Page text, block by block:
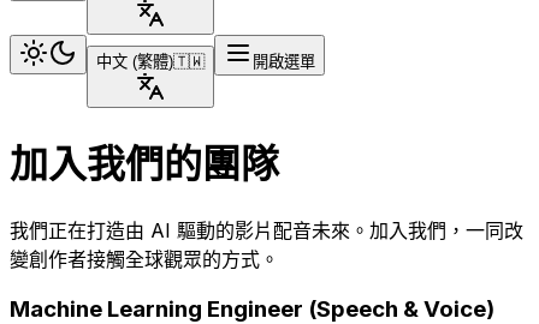
中文 (繁體)🇹🇼 開啟選單
加入我們的團隊
我們正在打造由 AI 驅動的影片配音未來。加入我們，一同改
變創作者接觸全球觀眾的方式。
Machine Learning Engineer (Speech & Voice)